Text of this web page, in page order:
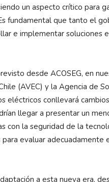
un aspecto crítico para
fundamental que tanto el
e implementar soluciones
desde ACOSEG, en
(AVEC) y la Agencia de
eléctricos conllevará
llegar a presentar un
con la seguridad de la
evaluar adecuadamente
a esta nueva era,